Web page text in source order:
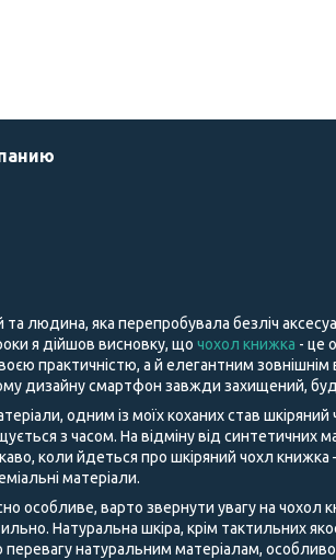
та людина, яка перепробувала безліч
роки я дійшов висновку, що чохол книжка - це
практичністю, а й елегантним
дизайну смартфон завжди захищений,
одним із моїх коханих став
з часом. На відміну від синтетичних
коли йдеться про шкіряний чохл
матеріали.
особливе, варто звернути увагу на чохол
Натуральна шкіра, крім тактильних
натуральним матеріалам,